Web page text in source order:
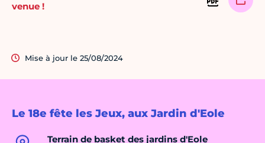
Le 18e fête les Jeux, aux Jardin d'Eole
Terrain de basket des jardins d'Eole
venue !
Mise à jour le 25/08/2024